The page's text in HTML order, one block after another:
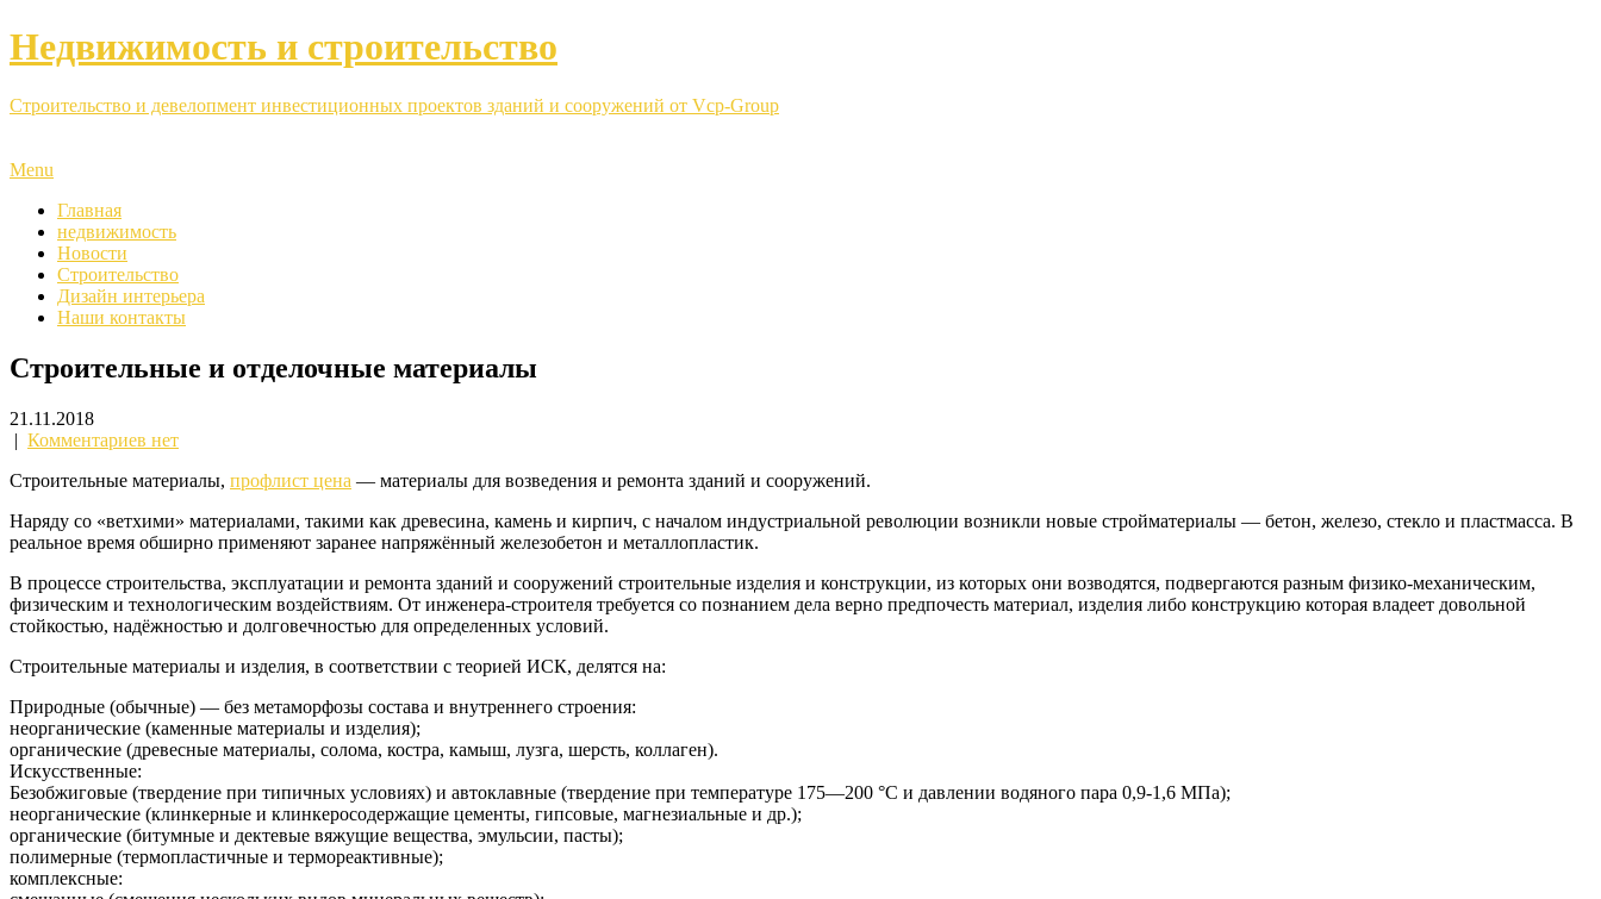
Недвижимость и строительство
Строительство и девелопмент инвестиционных проектов зданий и сооружений от Vcp-Group
Menu
Главная
недвижимость
Новости
Строительство
Дизайн интерьера
Наши контакты
Строительные и отделочные материалы
21.11.2018
| Комментариев нет
Строительные материалы, профлист цена — материалы для возведения и ремонта зданий и сооружений.
Наряду со «ветхими» материалами, такими как древесина, камень и кирпич, с началом индустриальной революции возникли новые стройматериалы — бетон, железо, стекло и пластмасса. В
реальное время обширно применяют заранее напряжённый железобетон и металлопластик.
В процессе строительства, эксплуатации и ремонта зданий и сооружений строительные изделия и конструкции, из которых они возводятся, подвергаются разным физико-механическим,
физическим и технологическим воздействиям. От инженера-строителя требуется со познанием дела верно предпочесть материал, изделия либо конструкцию которая владеет довольной
стойкостью, надёжностью и долговечностью для определенных условий.
Строительные материалы и изделия, в соответствии с теорией ИСК, делятся на:
Природные (обычные) — без метаморфозы состава и внутреннего строения:
неорганические (каменные материалы и изделия);
органические (древесные материалы, солома, костра, камыш, лузга, шерсть, коллаген).
Искусственные:
Безобжиговые (твердение при типичных условиях) и автоклавные (твердение при температуре 175—200 °C и давлении водяного пара 0,9-1,6 МПа);
неорганические (клинкерные и клинкеросодержащие цементы, гипсовые, магнезиальные и др.);
органические (битумные и дектевые вяжущие вещества, эмульсии, пасты);
полимерные (термопластичные и термореактивные);
комплексные: